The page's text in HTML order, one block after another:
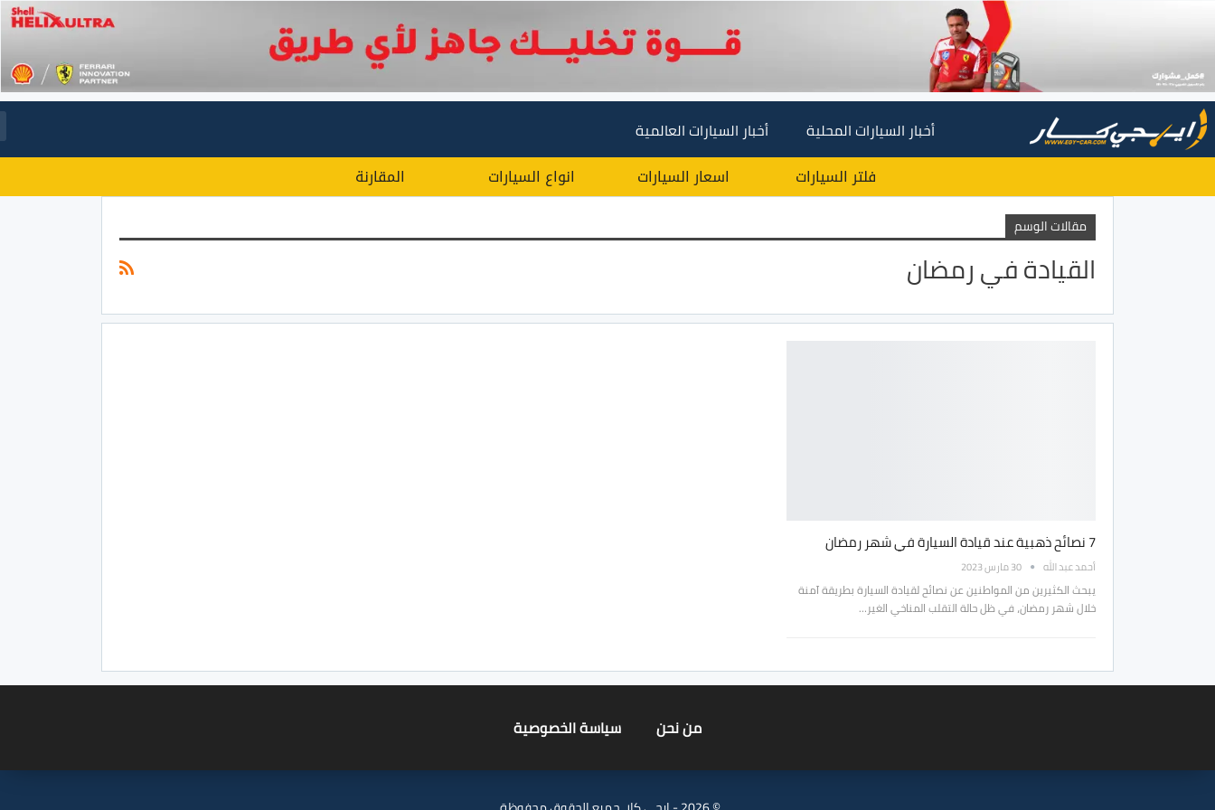
أخبار السيارات المحلية أخبار السيارات العالمية
فلتر السيارات اسعار السيارات انواع السيارات المقارنة
مقالات الوسم
القيادة في رمضان
7 نصائح ذهبية عند قيادة السيارة في شهر رمضان
أحمد عبد الله 30 مارس 2023
يبحث الكثيرين من المواطنين عن نصائح لقيادة السيارة بطريقة آمنة
خلال شهر رمضان، في ظل حالة التقلب المناخي الغير…
من نحن سياسة الخصوصية